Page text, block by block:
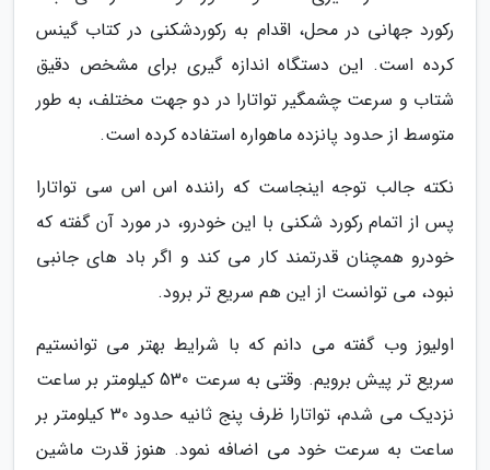
رکورد جهانی در محل، اقدام به رکوردشکنی در کتاب گینس
کرده است. این دستگاه اندازه گیری برای مشخص دقیق
شتاب و سرعت چشمگیر تواتارا در دو جهت مختلف، به طور
متوسط از حدود پانزده ماهواره استفاده کرده است.
نکته جالب توجه اینجاست که راننده اس اس سی تواتارا
پس از اتمام رکورد شکنی با این خودرو، در مورد آن گفته که
خودرو همچنان قدرتمند کار می کند و اگر باد های جانبی
نبود، می توانست از این هم سریع تر برود.
اولیوز وب گفته می دانم که با شرایط بهتر می توانستیم
سریع تر پیش برویم. وقتی به سرعت 530 کیلومتر بر ساعت
نزدیک می شدم، تواتارا ظرف پنج ثانیه حدود 30 کیلومتر بر
ساعت به سرعت خود می اضافه نمود. هنوز قدرت ماشین